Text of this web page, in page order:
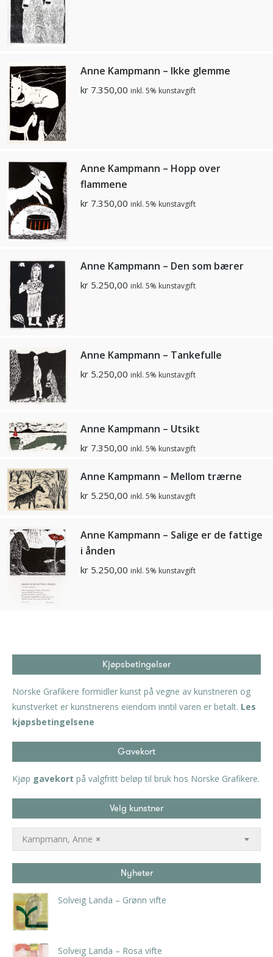
Anne Kampmann – Ikke glemme
kr 7.350,00 inkl. 5% kunstavgift
Anne Kampmann – Hopp over
flammene
kr 7.350,00 inkl. 5% kunstavgift
Anne Kampmann – Den som bærer
kr 5.250,00 inkl. 5% kunstavgift
Anne Kampmann – Tankefulle
kr 5.250,00 inkl. 5% kunstavgift
Anne Kampmann – Utsikt
kr 7.350,00 inkl. 5% kunstavgift
Anne Kampmann – Mellom trærne
kr 5.250,00 inkl. 5% kunstavgift
Anne Kampmann – Salige er de fattige
i ånden
kr 5.250,00 inkl. 5% kunstavgift
Kjøpsbetingelser
Norske Grafikere formidler kunst på vegne av kunstneren og
kunstverket er kunstnerens eiendom inntil varen er betalt. Les
kjøpsbetingelsene
Gavekort
Kjøp gavekort på valgfritt beløp til bruk hos Norske Grafikere.
Velg kunstner
×
Kampmann, Anne
Nyheter
Solveig Landa – Grønn vifte
Solveig Landa – Rosa vifte